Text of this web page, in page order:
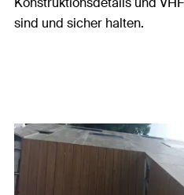
sind und sicher halten.